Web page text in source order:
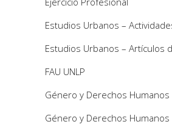
Estudios Urbanos –
Estudios Urbanos – Artículos
FAU UNLP
Género y Derechos Humanos
Género y Derechos Humanos